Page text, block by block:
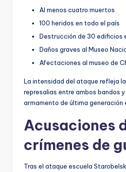
Al menos cuatro muertos
100 heridos en todo el país
Destrucción de 30 edificios
Daños graves al Museo
Afectaciones al museo de
La intensidad del ataque refleja
represalias entre ambos bandos
armamento de última generación
Acusaciones
crímenes de
Tras el ataque escuela